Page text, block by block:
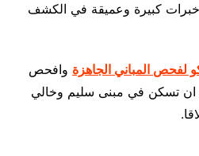
خبرات كبيرة وعميقة في الكشف
لفحص المباني الجاهزة وافحص
ان تسكن في مبنى سليم وخالي